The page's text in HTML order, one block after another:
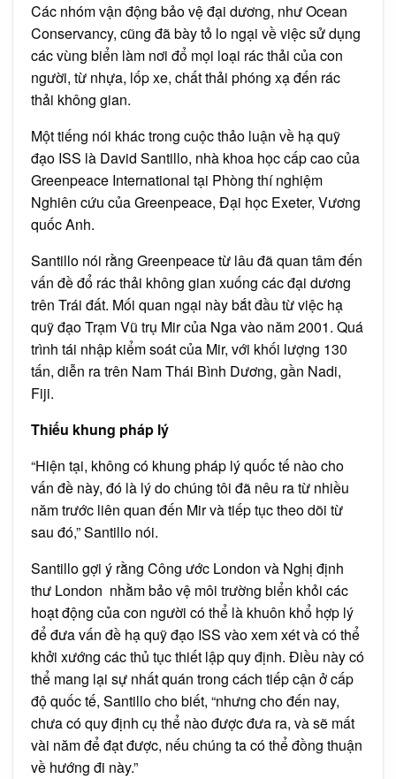
Các nhóm vận động bảo vệ đại dương, như Ocean
Conservancy, cũng đã bày tỏ lo ngại về việc sử dụng
các vùng biển làm nơi đổ mọi loại rác thải của con
người, từ nhựa, lốp xe, chất thải phóng xạ đến rác
thải không gian.
Một tiếng nói khác trong cuộc thảo luận về hạ quỹ
đạo ISS là David Santillo, nhà khoa học cấp cao của
Greenpeace International tại Phòng thí nghiệm
Nghiên cứu của Greenpeace, Đại học Exeter, Vương
quốc Anh.
Santillo nói rằng Greenpeace từ lâu đã quan tâm đến
vấn đề đổ rác thải không gian xuống các đại dương
trên Trái đất. Mối quan ngại này bắt đầu từ việc hạ
quỹ đạo Trạm Vũ trụ Mir của Nga vào năm 2001. Quá
trình tái nhập kiểm soát của Mir, với khối lượng 130
tấn, diễn ra trên Nam Thái Bình Dương, gần Nadi,
Fiji.
Thiếu khung pháp lý
“Hiện tại, không có khung pháp lý quốc tế nào cho
vấn đề này, đó là lý do chúng tôi đã nêu ra từ nhiều
năm trước liên quan đến Mir và tiếp tục theo dõi từ
sau đó,” Santillo nói.
Santillo gợi ý rằng Công ước London và Nghị định
thư London nhằm bảo vệ môi trường biển khỏi các
hoạt động của con người có thể là khuôn khổ hợp lý
để đưa vấn đề hạ quỹ đạo ISS vào xem xét và có thể
khởi xướng các thủ tục thiết lập quy định. Điều này có
thể mang lại sự nhất quán trong cách tiếp cận ở cấp
độ quốc tế, Santillo cho biết, “nhưng cho đến nay,
chưa có quy định cụ thể nào được đưa ra, và sẽ mất
vài năm để đạt được, nếu chúng ta có thể đồng thuận
về hướng đi này.”